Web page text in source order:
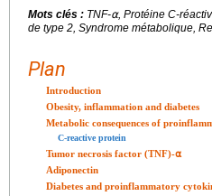
Mots clés : TNF-⍺, Protéine C-
de type 2, Syndrome métabolique,
Plan
Introduction
Obesity, inflammation and diabetes
Metabolic consequences of
C-reactive protein
Tumor necrosis factor (TNF)-⍺
Adiponectin
Diabetes and proinflammatory